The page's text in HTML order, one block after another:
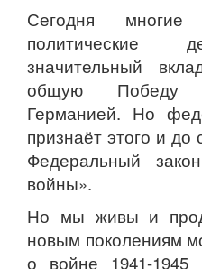
Сегодня
политические
значительный
общую Победу
Германией. Но
признаёт этого и
Федеральный
войны».
Но мы живы и
новым поколениям
о войне 1941-